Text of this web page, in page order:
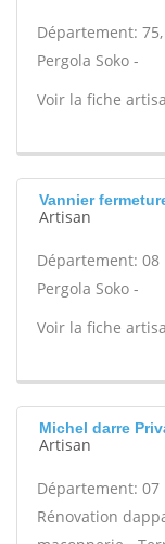
Département:
Pergola Soko -
Voir la fiche
Vannier
Artisan
Département: 08
Pergola Soko -
Voir la fiche
Michel darre
Artisan
Département: 07
Rénovation